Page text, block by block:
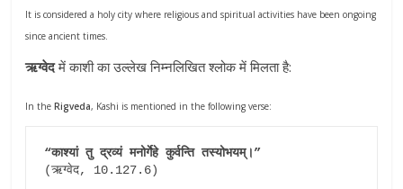
It is considered a holy city where religious and spiritual activities have been ongoing
since ancient times.
ऋग्वेदमें काशी का उल्लेख निम्नलिखित श्लोक में मिलता है:
In theRigveda, Kashi is mentioned in the following verse:
“काश्यां तु द्रव्यं मनोर्गेहे कुर्वन्ति तस्योभयम्।”
(ऋग्वेद, 10.127.6)